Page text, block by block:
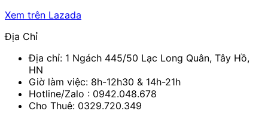
Xem trên Lazada
Địa Chỉ
Địa chỉ: 1 Ngách 445/50 Lạc Long Quân, Tây Hồ,
HN
Giờ làm việc: 8h-12h30 & 14h-21h
Hotline/Zalo : 0942.048.678
Cho Thuê: 0329.720.349